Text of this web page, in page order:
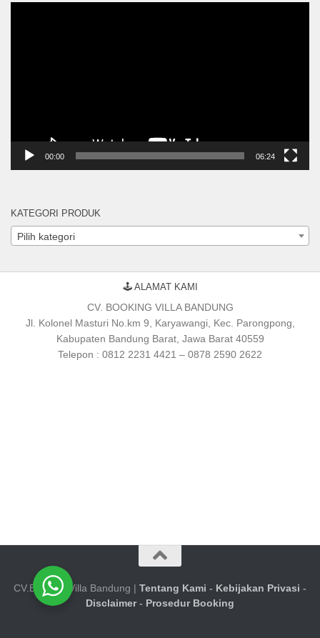
00:00 06:24
KATEGORI PRODUK
Pilih kategori
🕹 ALAMAT KAMI
CV. BOOKING VILLA BANDUNG
Jl. Kolonel Masturi No.km 9, Karyawangi, Kec. Parongpong,
Kabupaten Bandung Barat, Jawa Barat 40559
Telepon : 0812 2231 4421 – 0878 2590 2622
CV.Booking Villa Bandung | Tentang Kami - Kebijakan Privasi -
Disclaimer- Prosedur Booking